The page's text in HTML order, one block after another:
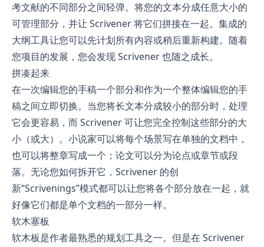
考文献的不同部分之间轻弹。将您的文本分成任意大小的
可管理部分，并让 Scrivener 将它们拼接在一起。集成的
大纲工具让您可以先计划所有内容或稍后重新构建。随着
您项目的发展，您会发现 Scrivener 也随之成长。
拼凑起来
在一次编辑您的手稿一个部分和作为一个整体编辑您的手
稿之间立即切换。当您将长文本分成较小的部分时，处理
它会更容易，而 Scrivener 可让您完全控制这些部分的大
小（或大）。小说家可以将每个场景写在单独的文档中，
也可以将整章写成一个；论文可以分为论点或章节或段
落。无论您如何拆开它，Scrivener 的创
新“Scrivenings”模式都可以让您将各个部分放在一起，就
好像它们都是单个文档的一部分一样。
软木塞板
软木板是作者最熟悉的规划工具之一。但是在 Scrivener